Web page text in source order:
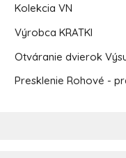
Kolekcia VN
Výrobca KRATKI
Otváranie dvierok
Presklenie Rohové -